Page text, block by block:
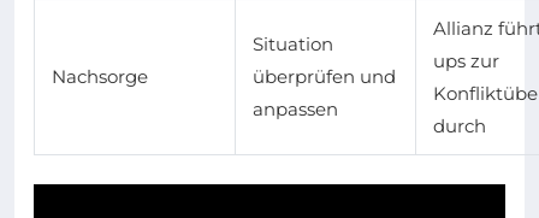
Nachsorge
Situation
überprüfen und
anpassen
Allianz
ups zur
durch